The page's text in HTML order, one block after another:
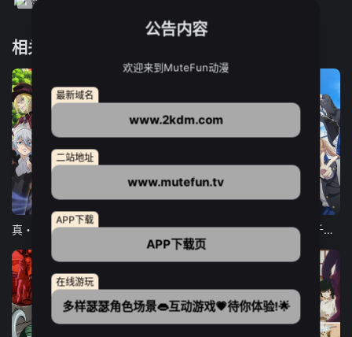
相关推荐
12集全
真・进化果 实不知不觉踏上胜利的人生
12集全
东京猫猫 NEW～♡
13集全
弹珠汽水瓶里的千岁同学
公告内容
欢迎来到MuteFun动漫
最新域名
www.2kdm.com
二站地址
www.mutefun.tv
APP下载
APP下载页
在线游玩
多样瑟瑟角色场景👄互动游戏💗待你体验!🌟